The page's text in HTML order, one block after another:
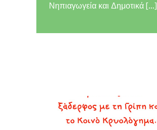
Νηπιαγωγεία και Δημοτικά […]